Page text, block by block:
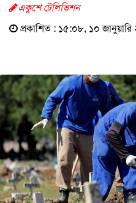
একুশে টেলিভিশন
প্রকাশিত : ১৫:০৮, ১০